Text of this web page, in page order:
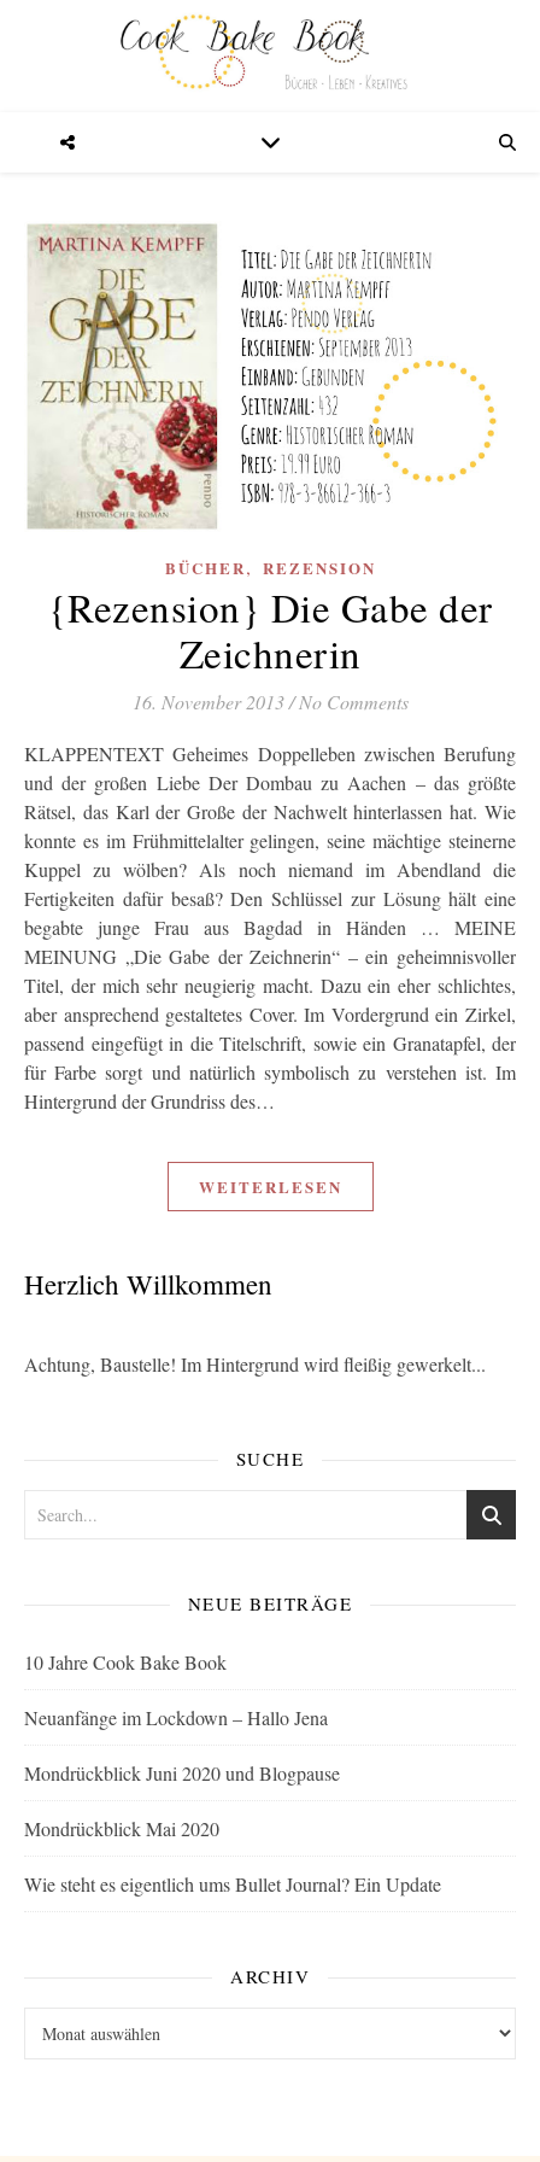
BÜCHER, REZENSION
{Rezension} Die Gabe der
Zeichnerin
16. November 2013/ No Comments
KLAPPENTEXT Geheimes Doppelleben zwischen Berufung
und der großen Liebe Der Dombau zu Aachen – das größte
Rätsel, das Karl der Große der Nachwelt hinterlassen hat. Wie
konnte es im Frühmittelalter gelingen, seine mächtige steinerne
Kuppel zu wölben? Als noch niemand im Abendland die
Fertigkeiten dafür besaß? Den Schlüssel zur Lösung hält eine
begabte junge Frau aus Bagdad in Händen … MEINE
MEINUNG „Die Gabe der Zeichnerin“ – ein geheimnisvoller
Titel, der mich sehr neugierig macht. Dazu ein eher schlichtes,
aber ansprechend gestaltetes Cover. Im Vordergrund ein Zirkel,
passend eingefügt in die Titelschrift, sowie ein Granatapfel, der
für Farbe sorgt und natürlich symbolisch zu verstehen ist. Im
Hintergrund der Grundriss des…
WEITERLESEN
Herzlich Willkommen
Achtung, Baustelle! Im Hintergrund wird fleißig gewerkelt...
SUCHE
NEUE BEITRÄGE
10 Jahre Cook Bake Book
Neuanfänge im Lockdown – Hallo Jena
Mondrückblick Juni 2020 und Blogpause
Mondrückblick Mai 2020
Wie steht es eigentlich ums Bullet Journal? Ein Update
ARCHIV